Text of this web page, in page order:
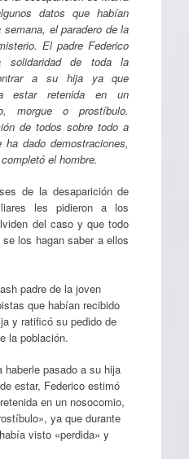
datos que habían
el paradero de la
El padre Federico
solidaridad de toda la
a su hija ya que
estar retenida en un
morgue o prostíbulo.
de todos sobre todo a
dado demostraciones,
el hombre.
de la desaparición de
les pidieron a los
del caso y que todo
los hagan saber a ellos
padre de la joven
que habían recibido
y ratificó su pedido de
la población.
pasado a su hija
estar, Federico estimó
en un nosocomio,
ya que durante
visto «perdida» y